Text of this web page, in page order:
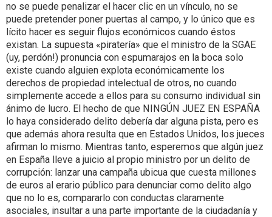
no se puede penalizar el hacer clic en un vínculo, no se
puede pretender poner puertas al campo, y lo único que es
lícito hacer es seguir flujos económicos cuando éstos
existan. La supuesta «piratería» que el ministro de la SGAE
(uy, perdón!) pronuncia con espumarajos en la boca solo
existe cuando alguien explota económicamente los
derechos de propiedad intelectual de otros, no cuando
simplemente accede a ellos para su consumo individual sin
ánimo de lucro. El hecho de que NINGÚN JUEZ EN ESPAÑA
lo haya considerado delito debería dar alguna pista, pero es
que además ahora resulta que en Estados Unidos, los jueces
afirman lo mismo. Mientras tanto, esperemos que algún juez
en España lleve a juicio al propio ministro por un delito de
corrupción: lanzar una campaña ubicua que cuesta millones
de euros al erario público para denunciar como delito algo
que no lo es, compararlo con conductas claramente
asociales, insultar a una parte importante de la ciudadanía y